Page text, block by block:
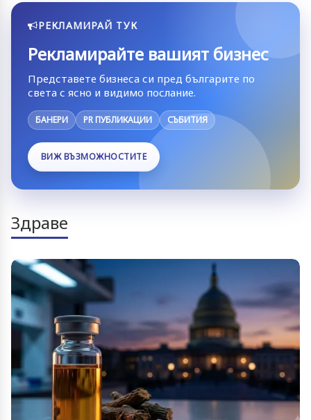
РЕКЛАМИРАЙ ТУК
Рекламирайте вашият бизнес
Представете бизнеса си пред българите по
света с ясно и видимо послание.
БАНЕРИ PR ПУБЛИКАЦИИ СЪБИТИЯ
ВИЖ ВЪЗМОЖНОСТИТЕ
Здраве